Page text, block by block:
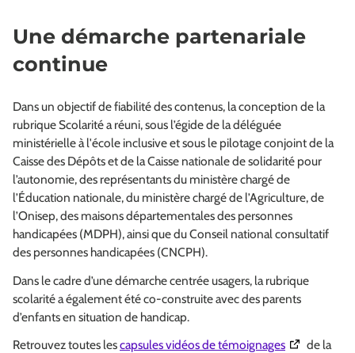
Une démarche partenariale
continue
Dans un objectif de fiabilité des contenus, la conception de la
rubrique Scolarité a réuni, sous l’égide de la déléguée
ministérielle à l'école inclusive et sous le pilotage conjoint de la
Caisse des Dépôts et de la Caisse nationale de solidarité pour
l’autonomie, des représentants du ministère chargé de
l’Éducation nationale, du ministère chargé de l’Agriculture, de
l’Onisep, des maisons départementales des personnes
handicapées (MDPH), ainsi que du Conseil national consultatif
des personnes handicapées (CNCPH).
Dans le cadre d’une démarche centrée usagers, la rubrique
scolarité a également été co-construite avec des parents
d’enfants en situation de handicap.
Retrouvez toutes lescapsules vidéos de témoignages(Ouverture
de la